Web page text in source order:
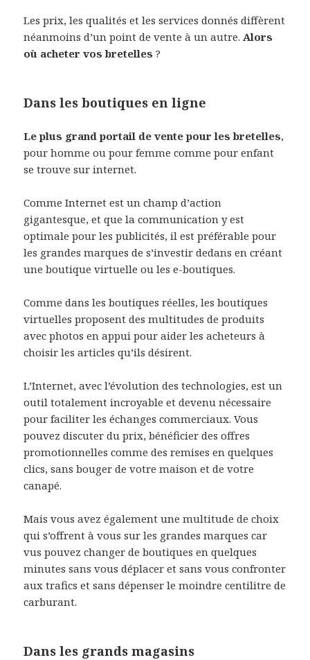
Les prix, les qualités et les services donnés diffèrent
néanmoins d’un point de vente à un autre.Alors
où acheter vos bretelles ?
Dans les boutiques en ligne
Le plus grand portail de vente pour les bretelles,
pour homme ou pour femme comme pour enfant
se trouve sur internet.
Comme Internet est un champ d’action
gigantesque, et que la communication y est
optimale pour les publicités, il est préférable pour
les grandes marques de s’investir dedans en créant
une boutique virtuelle ou les e-boutiques.
Comme dans les boutiques réelles, les boutiques
virtuelles proposent des multitudes de produits
avec photos en appui pour aider les acheteurs à
choisir les articles qu’ils désirent.
L’Internet, avec l’évolution des technologies, est un
outil totalement incroyable et devenu nécessaire
pour faciliter les échanges commerciaux. Vous
pouvez discuter du prix, bénéficier des offres
promotionnelles comme des remises en quelques
clics, sans bouger de votre maison et de votre
canapé.
Mais vous avez également une multitude de choix
qui s’offrent à vous sur les grandes marques car
vus pouvez changer de boutiques en quelques
minutes sans vous déplacer et sans vous confronter
aux trafics et sans dépenser le moindre centilitre de
carburant.
Dans les grands magasins